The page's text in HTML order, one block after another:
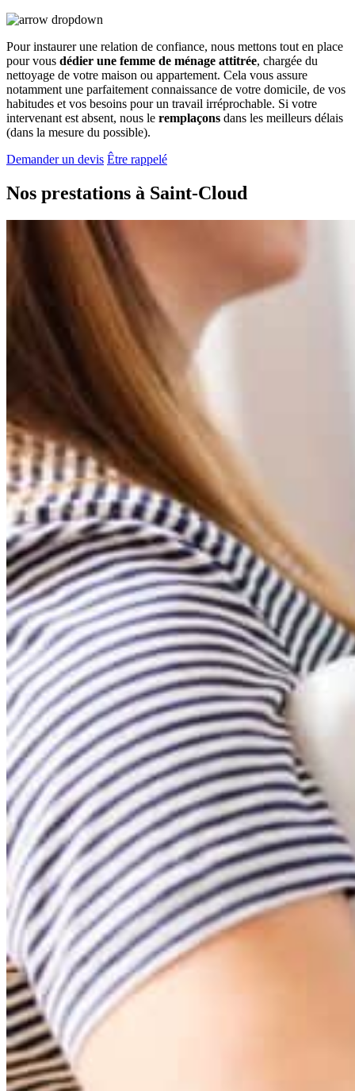
Pour instaurer une relation de confiance, nous mettons tout en place
pour vous dédier une femme de ménage attitrée, chargée du
nettoyage de votre maison ou appartement. Cela vous assure
notamment une parfaitement connaissance de votre domicile, de vos
habitudes et vos besoins pour un travail irréprochable. Si votre
intervenant est absent, nous le remplaçons dans les meilleurs délais
(dans la mesure du possible).
Demander un devis Être rappelé
Nos prestations à Saint-Cloud